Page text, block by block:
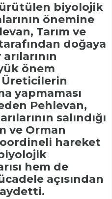
biyolojik
önemine
Tarım ve
doğaya
önem
Üreticilerin
yapmaması
Pehlevan,
salındığı
ve Orman
hareket
hem de
açısından